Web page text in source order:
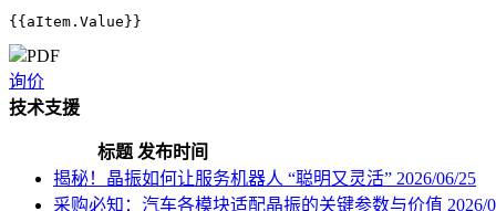
{{aItem.Value}}
PDF
询价
技术支援
标题 发布时间
揭秘！晶振如何让服务机器人 “聪明又灵活” 2026/06/25
采购必知：汽车各模块适配晶振的关键参数与价值 2026/